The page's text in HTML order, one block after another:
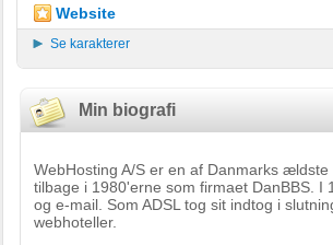
Website
Se karakterer
Min biografi
WebHosting A/S er en af Danmarks
tilbage i 1980'erne som firmaet DanBBS.
og e-mail. Som ADSL tog sit indtog i
webhoteller.